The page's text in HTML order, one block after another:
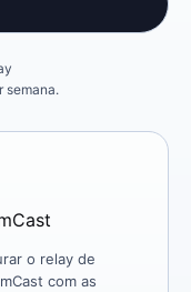
semana.
o relay de
com as